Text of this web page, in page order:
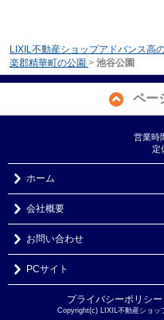
LIXIL不動産ショップアドバンス高
楽郡精華町の公園 > 池谷公園
ペー
営業時
定
ホーム
会社概要
お問い合わせ
PCサイト
プライバシーポリシー
Copyright(c) LIXIL不動産ショッ